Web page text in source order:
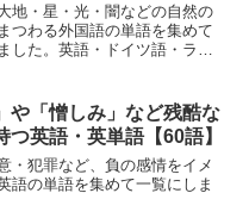
地・星・光・闇などの自然の
つわる外国語の単語を集めて
した。英語・ドイツ語・ラテ
や「憎しみ」など残酷な
つ英語・英単語【60語】
・犯罪など、負の感情をイメ
語の単語を集めて一覧にしま